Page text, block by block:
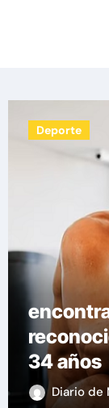
Deporte
Las
fútbol
demoras
Diario de